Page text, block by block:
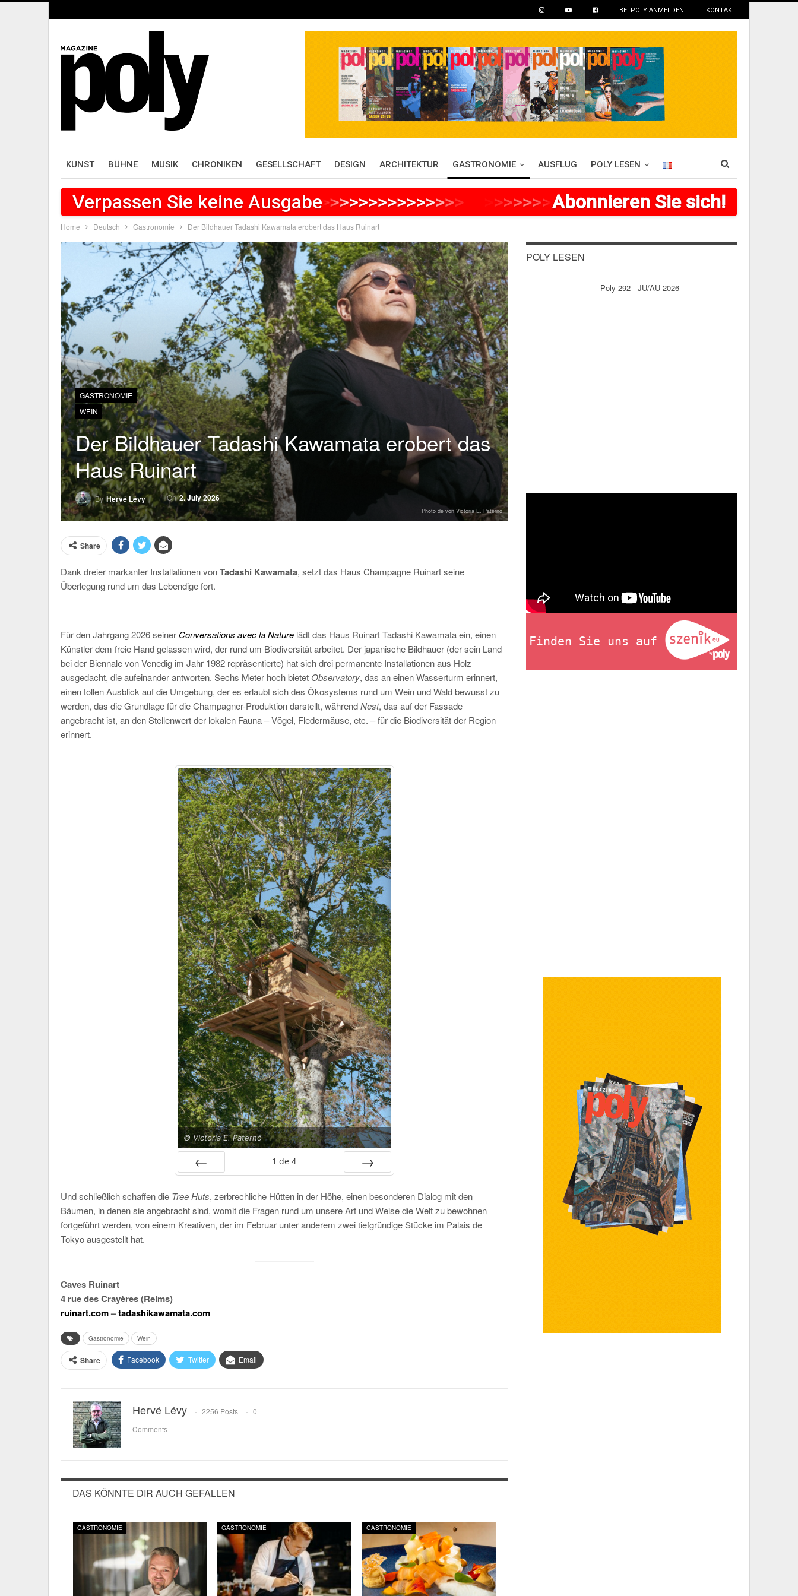
BEI POLY ANMELDEN KONTAKT
KUNST BÜHNE MUSIK CHRONIKEN GESELLSCHAFT DESIGN ARCHITEKTUR GASTRONOMIE AUSFLUG POLY LESEN
Verpassen Sie keine Ausgabe>>>>>>>>>>>>>>> >>>>>>>> >>>>>
Abonnieren Sie sich!
Home Deutsch Gastronomie Der Bildhauer Tadashi Kawamata erobert das Haus Ruinart
GASTRONOMIE
WEIN
Der Bildhauer Tadashi Kawamata erobert das
Haus Ruinart
By Hervé Lévy On2. July 2026
Photo de von Victoria E. Paternó
Share
Dank dreier markanter Installationen vonTadashi Kawamata, setzt das Haus Champagne Ruinart seine
Überlegung rund um das Lebendige fort.
Für den Jahrgang 2026 seiner Conversations avec la Nature lädtdas Haus Ruinart Tadashi Kawamata ein, einen
Künstler dem freie Hand gelassen wird, der rund um Biodiversität arbeitet. Der japanische Bildhauer (der sein Land
bei der Biennale von Venedig im Jahr 1982 repräsentierte) hat sich drei permanente Installationen aus Holz
ausgedacht, die aufeinander antworten. Sechs Meter hoch bietet Observatory, das an einen Wasserturm erinnert,
einen tollen Ausblick auf die Umgebung, der es erlaubt sich des Ökosystems rund um Wein und Wald bewusst zu
werden, das die Grundlage für die Champagner-Produktion darstellt, währendNest, das auf der Fassade
angebracht ist, an den Stellenwert der lokalen Fauna – Vögel, Fledermäuse, etc. – für die Biodiversität der Region
erinnert.
© Victoria E. Paternó
1 de 4
Und schließlich schaffen die Tree Huts, zerbrechliche Hütten in der Höhe, einen besonderen Dialog mit den
Bäumen, in denen sie angebracht sind, womit die Fragen rund um unsere Art und Weise die Welt zu bewohnen
fortgeführt werden, von einem Kreativen, der im Februar unter anderem zwei tiefgründige Stücke im Palais de
Tokyo ausgestellt hat.
Caves Ruinart
4 rue des Crayères (Reims)
ruinart.com–tadashikawamata.com
Gastronomie Wein
Share Facebook Twitter Email
Hervé Lévy 2256 Posts
0
Comments
DAS KÖNNTE DIR AUCH GEFALLEN
GASTRONOMIE GASTRONOMIE GASTRONOMIE
POLY LESEN
Poly 292 - JU/AU 2026
Finden Sie uns auf